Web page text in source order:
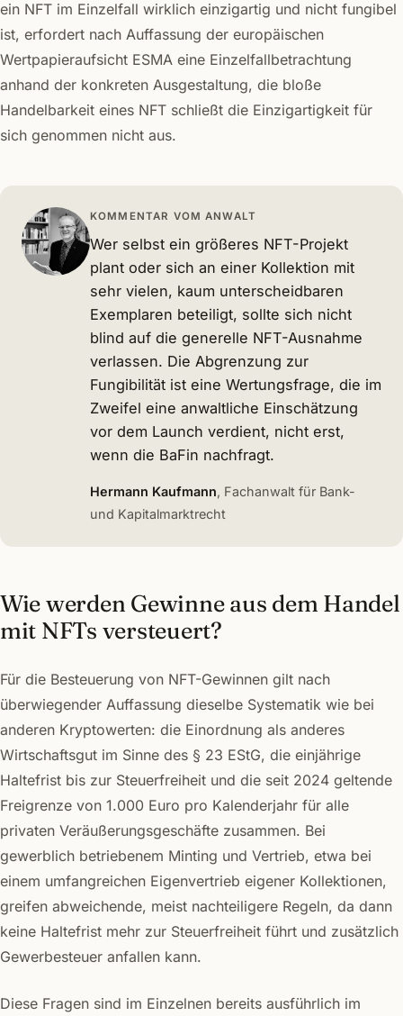
ein NFT im Einzelfall wirklich einzigartig und nicht fungibel
ist, erfordert nach Auffassung der europäischen
Wertpapieraufsicht ESMA eine Einzelfallbetrachtung
anhand der konkreten Ausgestaltung, die bloße
Handelbarkeit eines NFT schließt die Einzigartigkeit für
sich genommen nicht aus.
KOMMENTAR VOM ANWALT
Wer selbst ein größeres NFT-Projekt
plant oder sich an einer Kollektion mit
sehr vielen, kaum unterscheidbaren
Exemplaren beteiligt, sollte sich nicht
blind auf die generelle NFT-Ausnahme
verlassen. Die Abgrenzung zur
Fungibilität ist eine Wertungsfrage, die im
Zweifel eine anwaltliche Einschätzung
vor dem Launch verdient, nicht erst,
wenn die BaFin nachfragt.
Hermann Kaufmann, Fachanwalt für Bank-
und Kapitalmarktrecht
Wie werden Gewinne aus dem Handel
mit NFTs versteuert?
Für die Besteuerung von NFT-Gewinnen gilt nach
überwiegender Auffassung dieselbe Systematik wie bei
anderen Kryptowerten: die Einordnung als anderes
Wirtschaftsgut im Sinne des § 23 EStG, die einjährige
Haltefrist bis zur Steuerfreiheit und die seit 2024 geltende
Freigrenze von 1.000 Euro pro Kalenderjahr für alle
privaten Veräußerungsgeschäfte zusammen. Bei
gewerblich betriebenem Minting und Vertrieb, etwa bei
einem umfangreichen Eigenvertrieb eigener Kollektionen,
greifen abweichende, meist nachteiligere Regeln, da dann
keine Haltefrist mehr zur Steuerfreiheit führt und zusätzlich
Gewerbesteuer anfallen kann.
Diese Fragen sind im Einzelnen bereits ausführlich im